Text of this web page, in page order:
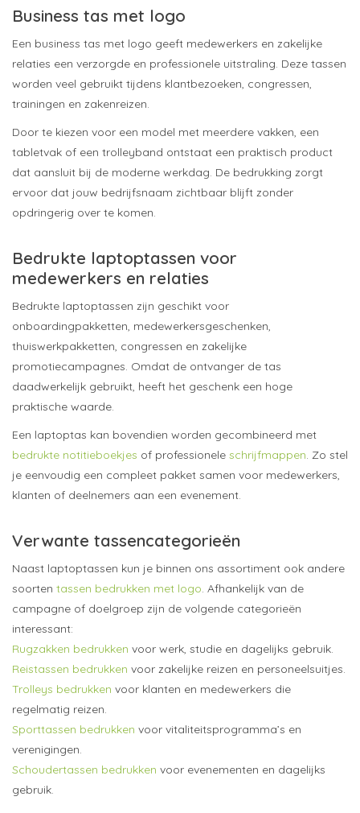
Business tas met logo
Een business tas met logo geeft medewerkers en zakelijke
relaties een verzorgde en professionele uitstraling. Deze tassen
worden veel gebruikt tijdens klantbezoeken, congressen,
trainingen en zakenreizen.
Door te kiezen voor een model met meerdere vakken, een
tabletvak of een trolleyband ontstaat een praktisch product
dat aansluit bij de moderne werkdag. De bedrukking zorgt
ervoor dat jouw bedrijfsnaam zichtbaar blijft zonder
opdringerig over te komen.
Bedrukte laptoptassen voor
medewerkers en relaties
Bedrukte laptoptassen zijn geschikt voor
onboardingpakketten, medewerkersgeschenken,
thuiswerkpakketten, congressen en zakelijke
promotiecampagnes. Omdat de ontvanger de tas
daadwerkelijk gebruikt, heeft het geschenk een hoge
praktische waarde.
Een laptoptas kan bovendien worden gecombineerd met
bedrukte notitieboekjes of professionele schrijfmappen. Zo stel
je eenvoudig een compleet pakket samen voor medewerkers,
klanten of deelnemers aan een evenement.
Verwante tassencategorieën
Naast laptoptassen kun je binnen ons assortiment ook andere
soorten tassen bedrukken met logo. Afhankelijk van de
campagne of doelgroep zijn de volgende categorieën
interessant:
Rugzakken bedrukken voor werk, studie en dagelijks gebruik.
Reistassen bedrukken voor zakelijke reizen en personeelsuitjes.
Trolleys bedrukken voor klanten en medewerkers die
regelmatig reizen.
Sporttassen bedrukken voor vitaliteitsprogramma’s en
verenigingen.
Schoudertassen bedrukken voor evenementen en dagelijks
gebruik.